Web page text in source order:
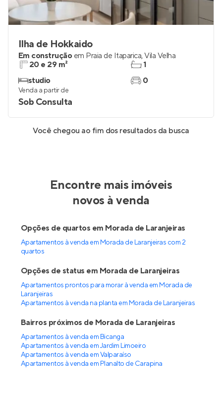
Ilha de Hokkaido
Em construção em Praia de Itaparica,Vila Velha
20 e 29 m²
studio
1
0
Venda a partir de
Sob Consulta
Você chegou ao fim dos resultados da busca
Encontre mais imóveis
novos à venda
Opções de quartos em Morada de Laranjeiras
Apartamentos à venda em Morada de Laranjeiras com 2
quartos
Opções de status em Morada de Laranjeiras
Apartamentos prontos para morar à venda em Morada de
Laranjeiras
Apartamentos à venda na planta em Morada de Laranjeiras
Bairros próximos de Morada de Laranjeiras
Apartamentos à venda em Bicanga
Apartamentos à venda em Jardim Limoeiro
Apartamentos à venda em Valparaíso
Apartamentos à venda em Planalto de Carapina